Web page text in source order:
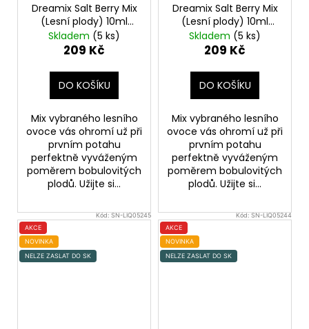
Dreamix Salt Berry Mix
(Lesní plody) 10ml
20mg
Skladem (5 ks)
209 Kč
DO KOŠÍKU
Mix vybraného lesního
ovoce vás ohromí už při
prvním potahu
perfektně vyváženým
poměrem bobulovitých
plodů. Užijte si...
Dreamix Salt Berry Mix
(Lesní plody) 10ml
10mg
Skladem (5 ks)
209 Kč
DO KOŠÍKU
Mix vybraného lesního
ovoce vás ohromí už při
prvním potahu
perfektně vyváženým
poměrem bobulovitých
plodů. Užijte si...
Kód:SN-LIQ05245
AKCE
NOVINKA
NELZE ZASLAT DO SK
Kód:SN-LIQ05244
AKCE
NOVINKA
NELZE ZASLAT DO SK